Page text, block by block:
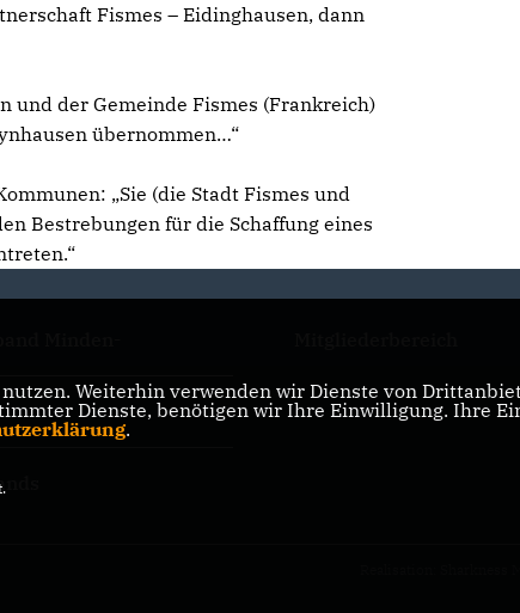
Fismes – Eidinghausen, dann
und der Gemeinde Fismes (Frankreich)
übernommen…“
„Sie (die Stadt Fismes und
Bestrebungen für die Schaffung eines
Weiterhin verwenden wir Dienste von
Dienste, benötigen wir Ihre Einwilligung. Ihre
.